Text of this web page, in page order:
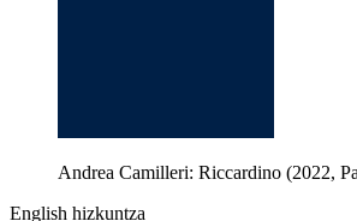
Andrea Camilleri: Riccardino (2022,
English hizkuntza